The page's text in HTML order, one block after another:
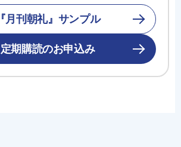
『月刊朝礼』サンプル
定期購読のお申込み